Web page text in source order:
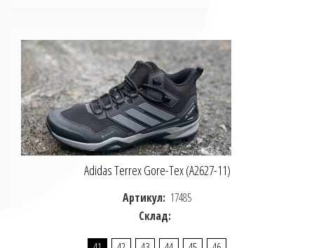
Adidas Terrex Gore-Tex (A2627-11)
Артикул: 17485
Склад: